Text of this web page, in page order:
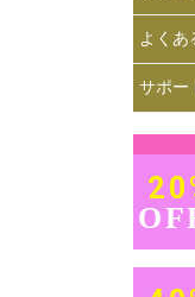
よくあ
サポー